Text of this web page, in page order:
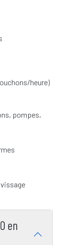
heure)
pompes,
en